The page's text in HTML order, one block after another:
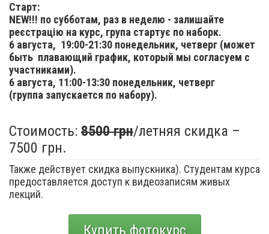
Старт:
NEW!!! по субботам, раз в неделю - залишайте
реєстрацію на курс, група стартує по наборк.
6 августа, 19:00-21:30 понедельник, четверг (может
быть плавающий график, который мы согласуем с
участниками).
6 августа, 11:00-13:30 понедельник, четверг
(группа запускается по набору).
Стоимость: 8500 грн/летняя скидка –
7500 грн.
Также действует скидка выпускника). Студентам курса
предоставляется доступ к видеозаписям живых
лекций.
Купить фотокурс